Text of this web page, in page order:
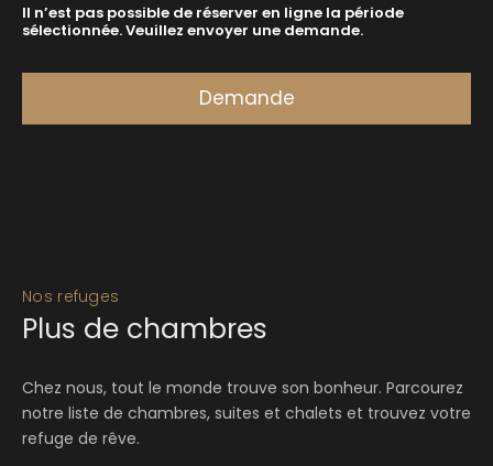
Plus de chambres
Nos refuges
Chez nous, tout le monde trouve son bonheur. Parcourez
notre liste de chambres, suites et chalets et trouvez votre
refuge de rêve.